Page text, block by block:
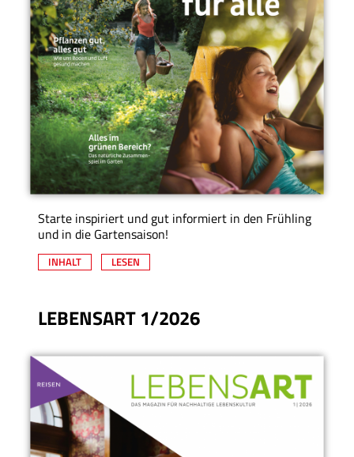
Starte inspiriert und gut informiert in den Frühling
und in die Gartensaison!
INHALT LESEN
LEBENSART 1/2026